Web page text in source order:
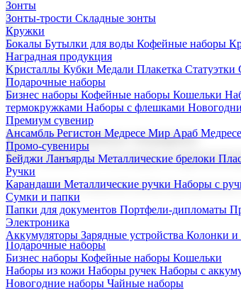
Зонты
Зонты-трости Складные зонты
Кружки
Бокалы Бутылки для воды Кофейные наборы
Наградная продукция
Kристаллы Кубки Медали Плакетка Статуэтки
Подарочные наборы
Бизнес наборы Кофейные наборы Кошельки
термокружками Наборы с флешками
Премиум сувенир
Ансамбль Регистон Медресе Мир Араб
Промо-сувениры
Бейджи Ланъярды Металлические брелоки
Ручки
Карандаши Металлические ручки Наборы с
Сумки и папки
Папки для документов Портфели-дипломаты
Электроника
Аккумуляторы Зарядные устройства Колонки
Корпоративные подарки
Поставка со склада и
Мы предлагаем широкий выбор корпоративных
Подарочные наборы
Бизнес наборы Кофейные наборы Кошельки
Наборы из кожи Наборы ручек Наборы с
Новогодние наборы Чайные наборы